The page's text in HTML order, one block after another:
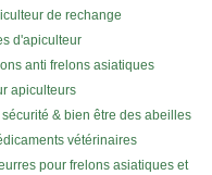
de rechange
d'apiculteur
anti frelons asiatiques
apiculteurs
& bien être des abeilles
vétérinaires
pour frelons asiatiques et